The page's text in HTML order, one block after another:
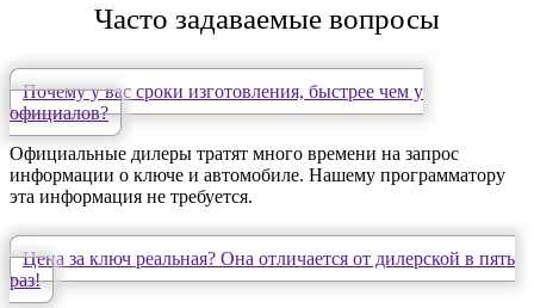
Часто задаваемые вопросы
Почему у вас сроки изготовления, быстрее чем у
официалов?
Официальные дилеры тратят много времени на запрос
информации о ключе и автомобиле. Нашему программатору
эта информация не требуется.
Цена за ключ реальная? Она отличается от дилерской в пять
раз!